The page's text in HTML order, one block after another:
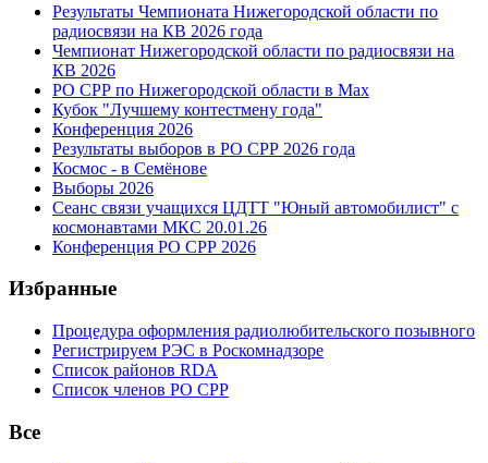
Результаты Чемпионата Нижегородской области по
радиосвязи на КВ 2026 года
Чемпионат Нижегородской области по радиосвязи на
КВ 2026
РО СРР по Нижегородской области в Max
Кубок "Лучшему контестмену года"
Конференция 2026
Результаты выборов в РО СРР 2026 года
Космос - в Семёнове
Выборы 2026
Сеанс связи учащихся ЦДТТ "Юный автомобилист" с
космонавтами МКС 20.01.26
Конференция РО СРР 2026
Избранные
Процедура оформления радиолюбительского позывного
Регистрируем РЭС в Роскомнадзоре
Список районов RDA
Список членов РО СРР
Все